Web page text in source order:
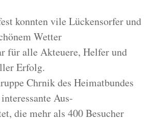
konnten vile Lückensorfer und
Wetter
für alle Akteuere, Helfer und
Erfolg.
Chrnik des Heimatbundes
Aus-
die mehr als 400 Besucher